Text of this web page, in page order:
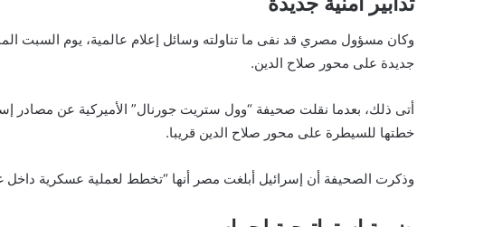
وكان مسؤول مصري قد نفى ما تناولته وسائل إعلام عالمية، يوم السبت
جديدة على محور صلاح الدين.
أتى ذلك، بعدما نقلت صحيفة “وول ستريت جورنال” الأميركية عن مصادر
خطتها للسيطرة على محور صلاح الدين قريبا.
وذكرت الصحيفة أن إسرائيل أبلغت مصر أنها “تخطط لعملية عسكرية